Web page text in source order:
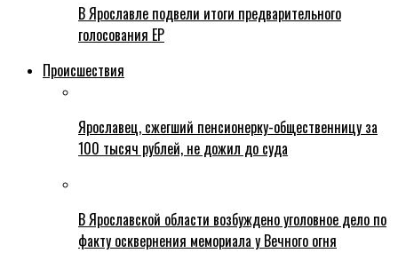
В Ярославле подвели итоги предварительного
голосования ЕР
Происшествия
Ярославец, сжегший пенсионерку-общественницу за
100 тысяч рублей, не дожил до суда
В Ярославской области возбуждено уголовное дело по
факту осквернения мемориала у Вечного огня